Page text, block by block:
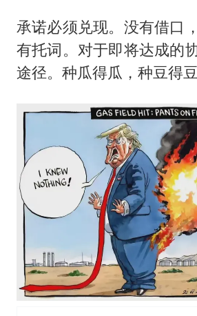
承诺必须兑现。没有借口
有托词。对于即将达成的
途径。种瓜得瓜，种豆得豆